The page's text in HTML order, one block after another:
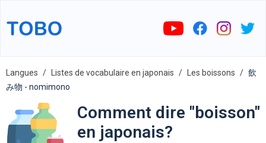
Langues Listes de vocabulaire en japonais Les boissons
飲
み物 - nomimono
Comment dire "boisson"
en japonais?